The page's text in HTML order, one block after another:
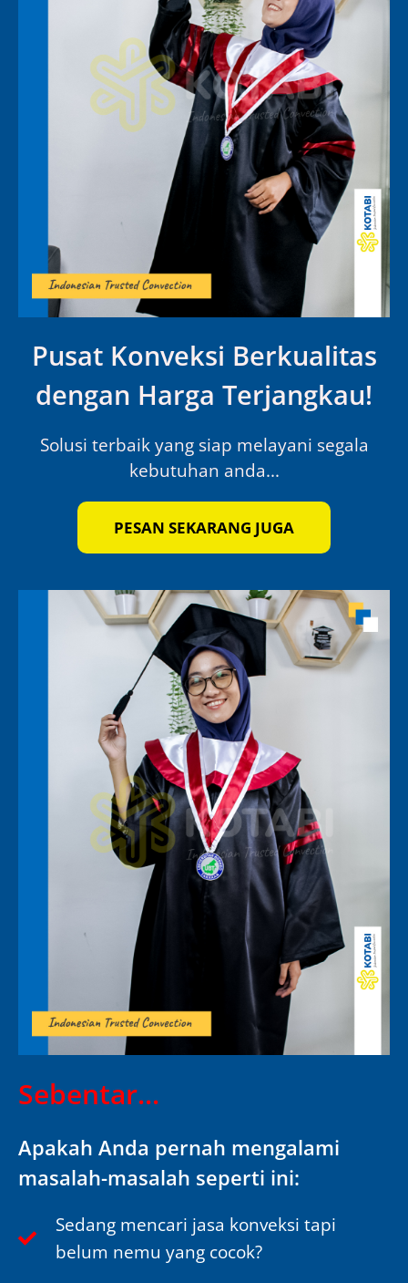
Pusat Konveksi Berkualitas
dengan Harga Terjangkau!
Solusi terbaik yang siap melayani segala
kebutuhan anda...
PESAN SEKARANG JUGA
Sebentar...
Apakah Anda pernah mengalami
masalah-masalah seperti ini:
Sedang mencari jasa konveksi tapi
belum nemu yang cocok?